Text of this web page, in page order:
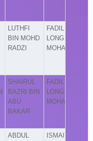
LUTHFI
BIN MOHD
RADZI
FADIL
LONG BIN
MOHAMAD
SHAIRUL
BAZRI BIN
ABU
BAKAR
FADIL
LONG BIN
MOHAMAD
ABDUL
ISMAIL